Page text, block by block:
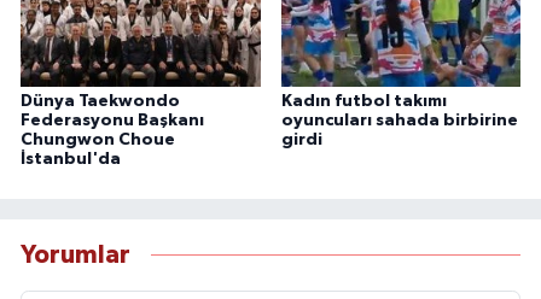
Dünya Taekwondo
Federasyonu Başkanı
Chungwon Choue
İstanbul'da
Kadın futbol takımı
oyuncuları sahada birbirine
girdi
Yorumlar